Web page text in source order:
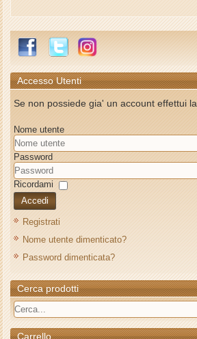
Accesso Utenti
Se non possiede gia' un account effettui la
Nome utente
Password
Ricordami
Accedi
Registrati
Nome utente dimenticato?
Password dimenticata?
Cerca prodotti
Carrello